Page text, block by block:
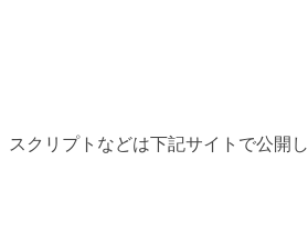
クリプトなどは下記サイトで公開し